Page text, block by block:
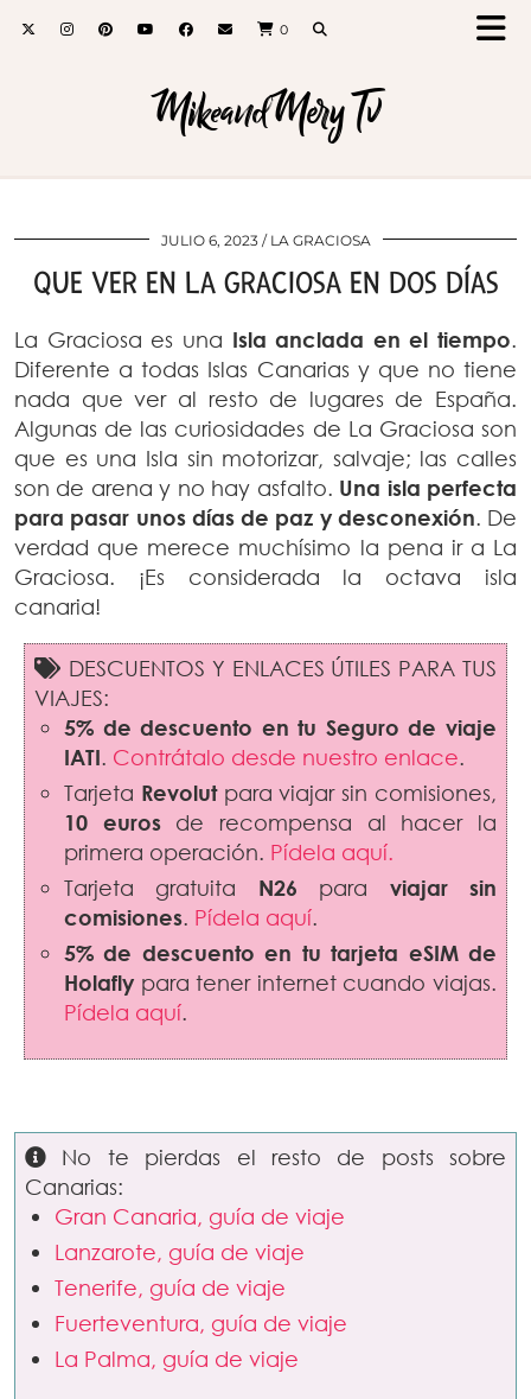
0
MikeandMery Tv
JULIO 6, 2023 LA GRACIOSA
QUE VER EN LA GRACIOSA EN DOS DÍAS
La Graciosa es una Isla anclada en el tiempo.
Diferente a todas Islas Canarias y que no tiene
nada que ver al resto de lugares de España.
Algunas de las curiosidades de La Graciosa son
que es una Isla sin motorizar, salvaje; las calles
son de arena y no hay asfalto. Una isla perfecta
para pasar unos días de paz y desconexión. De
verdad que merece muchísimo la pena ir a La
Graciosa. ¡Es considerada la octava isla
canaria!
DESCUENTOS Y ENLACES ÚTILES PARA TUS
VIAJES:
5% de descuento en tu Seguro de viaje
IATI. Contrátalo desde nuestro enlace.
Tarjeta Revolutpara viajar sin comisiones,
10 euros de recompensa al hacer la
primera operación. Pídela aquí.
Tarjeta gratuita N26 para viajar sin
comisiones. Pídela aquí.
5% de descuento en tu tarjeta eSIM de
Holafly para tener internet cuando viajas.
Pídela aquí.
No te pierdas el resto de posts sobre
Canarias:
Gran Canaria, guía de viaje
Lanzarote, guía de viaje
Tenerife, guía de viaje
Fuerteventura, guía de viaje
La Palma, guía de viaje